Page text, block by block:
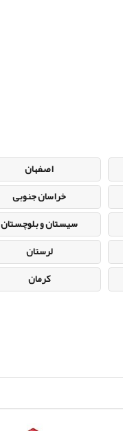
اصفهان
خراسان جنوبی
سیستان و بلوچستان
لرستان
کرمان